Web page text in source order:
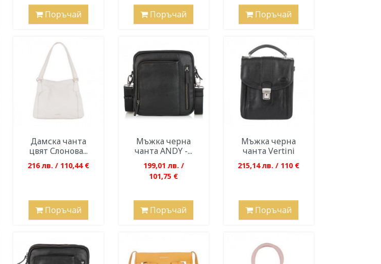
Поръчай Поръчай Поръчай
Дамска чанта
цвят Слонова...
216 лв. / 110,44 €
Поръчай
Мъжка черна
чанта ANDY -...
199,01 лв. /
101,75 €
Поръчай
Мъжка черна
чанта Vertini
215,14 лв. / 110 €
Поръчай